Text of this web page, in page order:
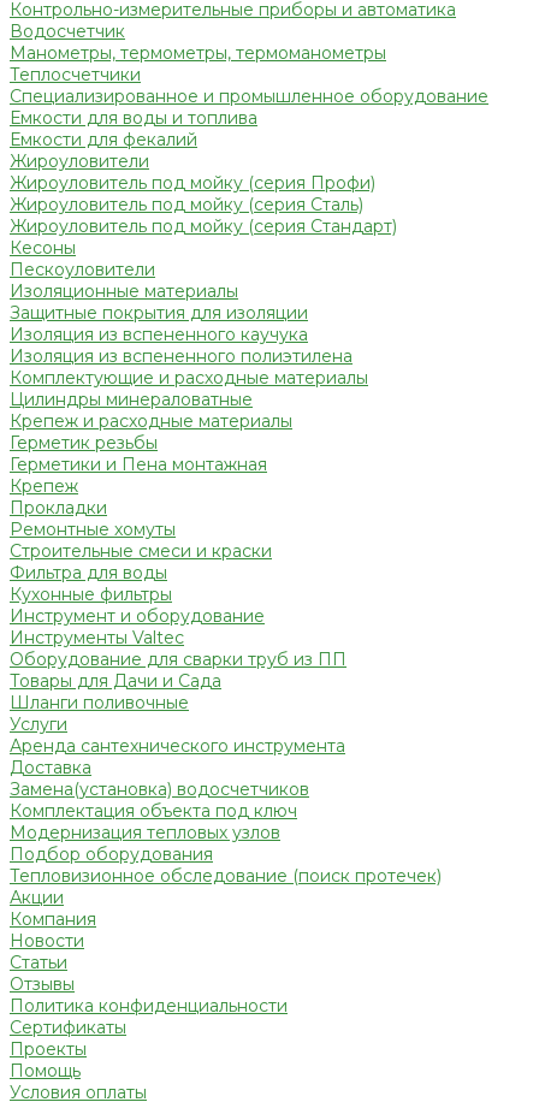
Контрольно-измерительные приборы и автоматика
Водосчетчик
Манометры, термометры, термоманометры
Теплосчетчики
Специализированное и промышленное оборудование
Емкости для воды и топлива
Емкости для фекалий
Жироуловители
Жироуловитель под мойку (серия Профи)
Жироуловитель под мойку (серия Сталь)
Жироуловитель под мойку (серия Стандарт)
Кесоны
Пескоуловители
Изоляционные материалы
Защитные покрытия для изоляции
Изоляция из вспененного каучука
Изоляция из вспененного полиэтилена
Комплектующие и расходные материалы
Цилиндры минераловатные
Крепеж и расходные материалы
Герметик резьбы
Герметики и Пена монтажная
Крепеж
Прокладки
Ремонтные хомуты
Строительные смеси и краски
Фильтра для воды
Кухонные фильтры
Инструмент и оборудование
Инструменты Valtec
Оборудование для сварки труб из ПП
Товары для Дачи и Сада
Шланги поливочные
Услуги
Аренда сантехнического инструмента
Доставка
Замена(установка) водосчетчиков
Комплектация объекта под ключ
Модернизация тепловых узлов
Подбор оборудования
Тепловизионное обследование (поиск протечек)
Акции
Компания
Новости
Статьи
Отзывы
Политика конфиденциальности
Сертификаты
Проекты
Помощь
Условия оплаты